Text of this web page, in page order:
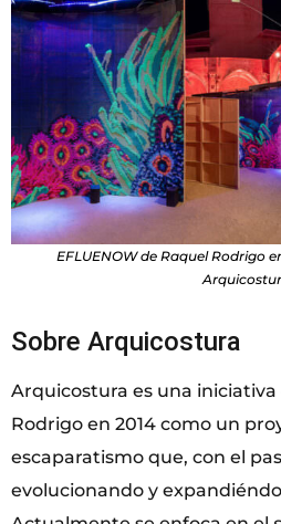
EFLUENOW de Raquel Rodrigo
Sobre Arquicostura
Arquicostura es una
Rodrigo en 2014 como un
escaparatismo que, con el
evolucionando y